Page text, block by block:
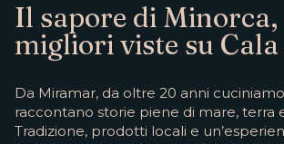
Il sapore di Minorca,
migliori viste su Cala
Da Miramar, da oltre 20 anni
raccontano storie piene di mare, terra
Tradizione, prodotti locali e